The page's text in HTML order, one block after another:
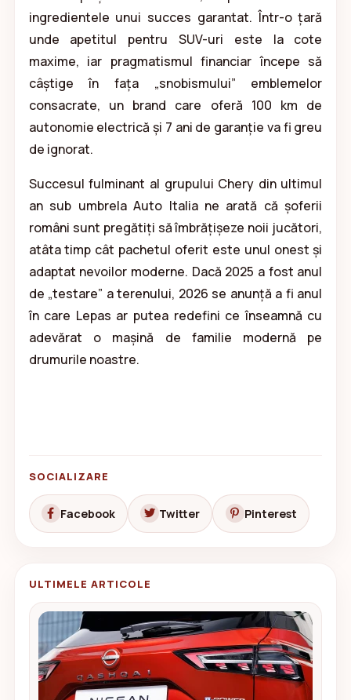
ingredientele unui succes garantat. Într-o țară
unde apetitul pentru SUV-uri este la cote
maxime, iar pragmatismul financiar începe să
câștige în fața „snobismului” emblemelor
consacrate, un brand care oferă 100 km de
autonomie electrică și 7 ani de garanție va fi greu
de ignorat.
Succesul fulminant al grupului Chery din ultimul
an sub umbrela Auto Italia ne arată că șoferii
români sunt pregătiți să îmbrățișeze noii jucători,
atâta timp cât pachetul oferit este unul onest și
adaptat nevoilor moderne. Dacă 2025 a fost anul
de „testare” a terenului, 2026 se anunță a fi anul
în care Lepas ar putea redefini ce înseamnă cu
adevărat o mașină de familie modernă pe
drumurile noastre.
SOCIALIZARE
Facebook Twitter Pinterest
ULTIMELE ARTICOLE